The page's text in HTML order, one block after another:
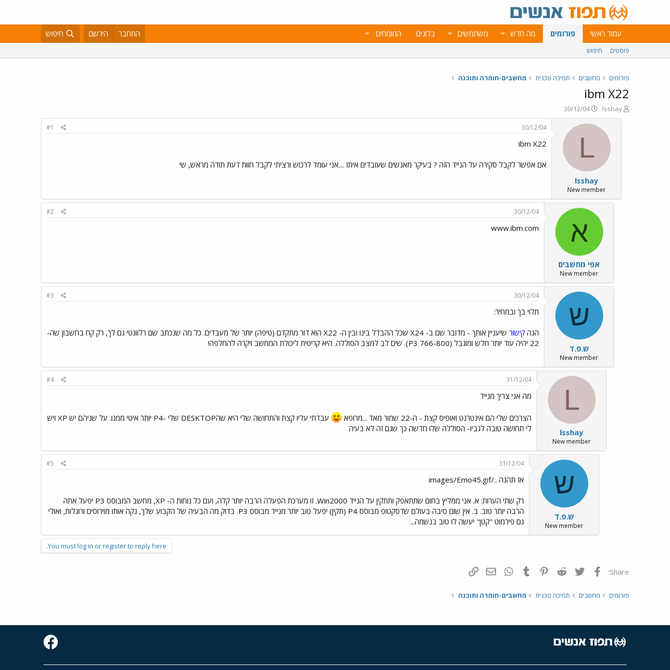
עמוד ראשי פורומים מה חדש משתמשים בלוגים המומחים התחבר הירשם חיפוש
פוסטים חיפוש
פורומים מחשבים תמיכה טכנית מחשבים-חומרה ותוכנה
ibm X22
פ
ו
lsshay
פ
ו
ר
ב
א
ר
י
ך
30/12/04
L
lsshay
New member
30/12/04
#1
ibm X22
אם אפשר לקבל סקירה על הנייד הזה ? בעיקר מאנשים שעובדים איתו ....אני עומד לרכוש ורציתי לקבל חוות דעת תודה מראש, שי
א
אפי מחשבים
New member
30/12/04
#2
www.ibm.com
ש
ש.פ.ד
New member
30/12/04
#3
תלוי בך ובמחיר:
הנה קישור
שיעניין אותך - מדובר שם ב- X24 שכל ההבדל בינו ובין ה- X22 הוא דור מתקדם (טיפה) יותר של מעבדים. כל מה שנכתב שם רלוונטי גם לך, רק קח בחשבון שה-
22 יהיה עוד יותר חלש ומוגבל (P3 766-800). שים לב למצב הסוללה. היא קריטית ליכולת המחשב ויקרה להחלפה!
L
lsshay
New member
31/12/04
#4
מה אני צריך מנייד
הצרכים שלי הם אינטרנט ואופיס קצת - ה-22 שמור מאד ...מרופא
עבדתי עליו קצת והתחושה שלי היא שהDESKTOP שלי -P4 יותר איטי ממנו. על שניהם יש XP ויש
לי תחושה טובה לגביו- הסוללה שלו חדשה כך שגם זה לא בעיה
ש
ש.פ.ד
New member
31/12/04
#5
אז תהנה ../images/Emo45.gif
רק שתי הערות: א. אני ממליץ בחום שתתאפק ותתקין על הנייד Win2000. זו מערכת הפעלה הרבה יותר קלה, ועם כל נוחות ה- XP, מחשב המבוסס P3 יפעל אתה
הרבה יותר טוב. ב. אין שום סיבה בעולם שדסקטופ מבוסס P4 (תקין) יפעל טוב יותר מנייד מבוסס P3. בדוק מה הבעיה של הקבוע שלך, נקה אותו מוירוסים ורוגלות, ואולי
גם פירמוט "קטן" יעשה לו טוב בנשמה...
You must log in or register to reply here.
Share: פייסבוק Twitter
Reddit
Pinterest
Tumblr
WhatsAppדואר אלקטרוני
פורומים מחשבים תמיכה טכנית מחשבים-חומרה ותוכנה